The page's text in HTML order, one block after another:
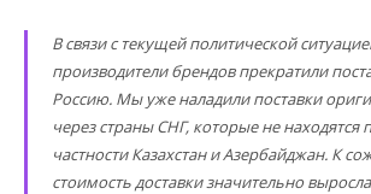
В связи с текущей политической
производители брендов прекратили
Россию. Мы уже наладили поставки
через страны СНГ, которые не находятся
частности Казахстан и Азербайджан. К
стоимость доставки значительно